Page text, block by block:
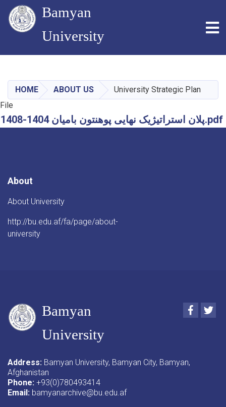
main
content
Bamyan
University
HOME ABOUT US
University Strategic Plan
File
پلان استراتیژیک نهایی پوهنتون بامیان 1404-1408.pdf
About
About University
http://bu.edu.af/fa/page/about-
university
Bamyan
University
Address: Bamyan University, Bamyan City, Bamyan,
Afghanistan
Phone: +93(0)780493414
Email: bamyanarchive@bu.edu.af